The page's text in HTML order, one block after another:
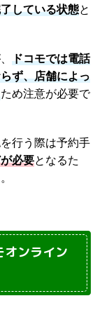
している状態と
ドコモでは電話
ず、店舗によっ
ため注意が必要で
行う際は予約手
必要となるた
ンライン